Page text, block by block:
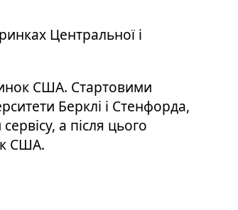
Центральної і
США. Стартовими
Берклі і Стенфорда,
а після цього
США.